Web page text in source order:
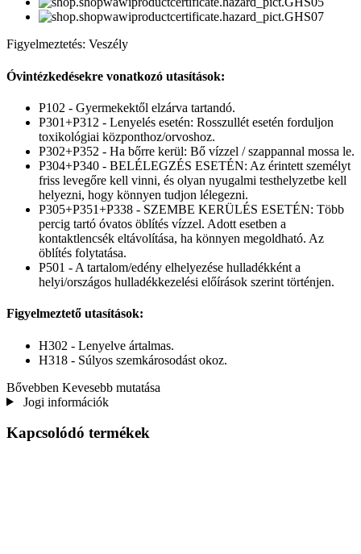
Figyelmeztetés: Veszély
Óvintézkedésekre vonatkozó utasítások:
P102 - Gyermekektől elzárva tartandó.
P301+P312 - Lenyelés esetén: Rosszullét esetén forduljon
toxikológiai központhoz/orvoshoz.
P302+P352 - Ha bőrre kerül: Bő vízzel / szappannal mossa le.
P304+P340 - BELÉLEGZÉS ESETÉN: Az érintett személyt
friss levegőre kell vinni, és olyan nyugalmi testhelyzetbe kell
helyezni, hogy könnyen tudjon lélegezni.
P305+P351+P338 - SZEMBE KERÜLÉS ESETÉN: Több
percig tartó óvatos öblítés vízzel. Adott esetben a
kontaktlencsék eltávolítása, ha könnyen megoldható. Az
öblítés folytatása.
P501 - A tartalom/edény elhelyezése hulladékként a
helyi/országos hulladékkezelési előírások szerint történjen.
Figyelmeztető utasítások:
H302 - Lenyelve ártalmas.
H318 - Súlyos szemkárosodást okoz.
Bővebben Kevesebb mutatása
Jogi információk
Kapcsolódó termékek